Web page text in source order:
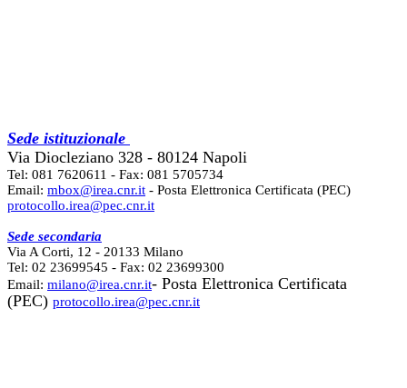
Sede istituzionale
Via Diocleziano 328 - 80124 Napoli
Tel: 081 7620611 - Fax: 081 5705734
Email: mbox@irea.cnr.it - Posta Elettronica Certificata (PEC)
protocollo.irea@pec.cnr.it
Sede secondaria
Via A Corti, 12 - 20133 Milano
Tel: 02 23699545 - Fax: 02 23699300
Email: milano@irea.cnr.it- Posta Elettronica Certificata
(PEC) protocollo.irea@pec.cnr.it